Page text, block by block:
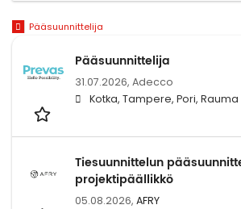
Pääsuunnittelija
Pääsuunnittelija
31.07.2026, Adecco
Kotka, Tampere, Pori, Rauma
Tiesuunnittelun
projektipäällikkö
05.08.2026, AFRY